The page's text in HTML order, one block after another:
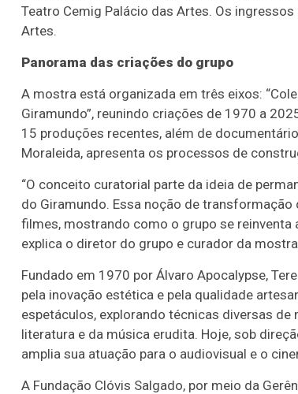
Teatro Cemig Palácio das Artes. Os
Artes.
Panorama das criações do grupo
A mostra está organizada em três eixos:
Giramundo”, reunindo criações de 1970 a
15 produções recentes, além de
Moraleida, apresenta os processos de
“O conceito curatorial parte da ideia de
do Giramundo. Essa noção de
filmes, mostrando como o grupo se
explica o diretor do grupo e curador da
Fundado em 1970 por Álvaro Apocalypse,
pela inovação estética e pela qualidade
espetáculos, explorando técnicas diversas
literatura e da música erudita. Hoje, sob
amplia sua atuação para o audiovisual e o
A Fundação Clóvis Salgado, por meio da